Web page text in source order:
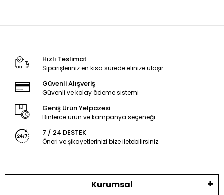
Hızlı Teslimat
Siparişleriniz en kısa sürede elinize ulaşır.
Güvenli Alışveriş
Güvenli ve kolay ödeme sistemi
Geniş Ürün Yelpazesi
Binlerce ürün ve kampanya seçeneği
7 / 24 DESTEK
Öneri ve şikayetlerinizi bize iletebilirsiniz.
Kurumsal